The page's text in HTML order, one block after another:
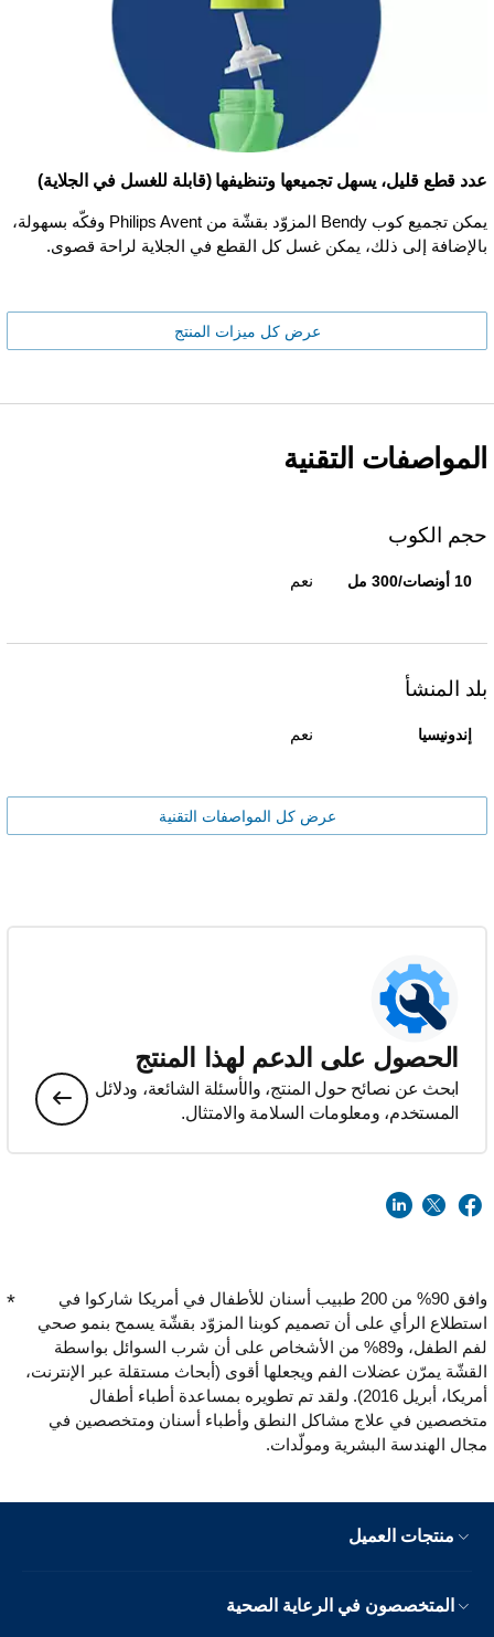
عدد قطع قليل، يسهل تجميعها وتنظيفها (قابلة للغسل في الجلاية)
يمكن تجميع كوب Bendy المزوّد بقشّة من Philips Avent وفكّه بسهولة،
بالإضافة إلى ذلك، يمكن غسل كل القطع في الجلاية لراحة قصوى.
عرض كل ميزات المنتج
المواصفات التقنية
حجم الكوب
10 أونصات/300 مل نعم
بلد المنشأ
إندونيسيا نعم
عرض كل المواصفات التقنية
الحصول على الدعم لهذا المنتج
ابحث عن نصائح حول المنتج، والأسئلة الشائعة، ودلائل
المستخدم، ومعلومات السلامة والامتثال.
وافق 90% من 200 طبيب أسنان للأطفال في أمريكا شاركوا في
استطلاع الرأي على أن تصميم كوبنا المزوّد بقشّة يسمح بنمو صحي
لفم الطفل، و89% من الأشخاص على أن شرب السوائل بواسطة
القشّة يمرّن عضلات الفم ويجعلها أقوى (أبحاث مستقلة عبر الإنترنت،
أمريكا، أبريل 2016). ولقد تم تطويره بمساعدة أطباء أطفال
متخصصين في علاج مشاكل النطق وأطباء أسنان ومتخصصين في
مجال الهندسة البشرية ومولّدات.
منتجات العميل
المتخصصون في الرعاية الصحية